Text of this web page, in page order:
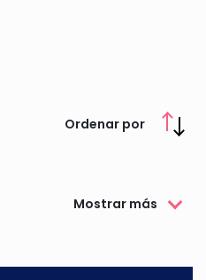
Ordenar por
Mostrar más